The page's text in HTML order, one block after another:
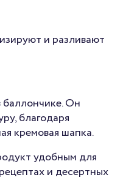
и разливают
Он
благодаря
кремовая шапка.
удобным для
и десертных